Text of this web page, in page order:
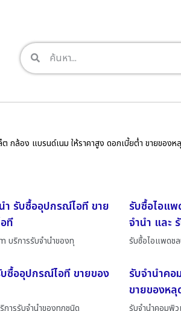
กล้อง แบรนด์เนม ให้ราคาสูง ดอกเบี้ยต่ำ ขายของห
ำ รับซื้ออุปกรณ์ไอที ขาย
ที
บริการรับจำนำของทุ
รับซื้อไอแ
จำนำ และ
รับซื้อไอแพดช
ซื้ออุปกรณ์ไอที ขายของ
การรับจำนำของทุกชนิด
รับจำนำคอ
ขายของห
รับจำนำคอมพิว